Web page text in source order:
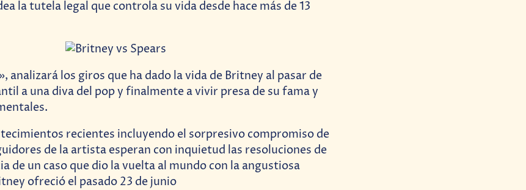
la tutela legal que controla su vida desde hace más de 13
analizará los giros que ha dado la vida de Britney al pasar de
a una diva del pop y finalmente a vivir presa de su fama y
recientes incluyendo el sorpresivo compromiso de
de la artista esperan con inquietud las resoluciones de
de un caso que dio la vuelta al mundo con la angustiosa
ofreció el pasado 23 de junio